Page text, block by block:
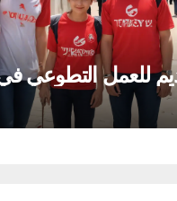
للعمل التطوعي في